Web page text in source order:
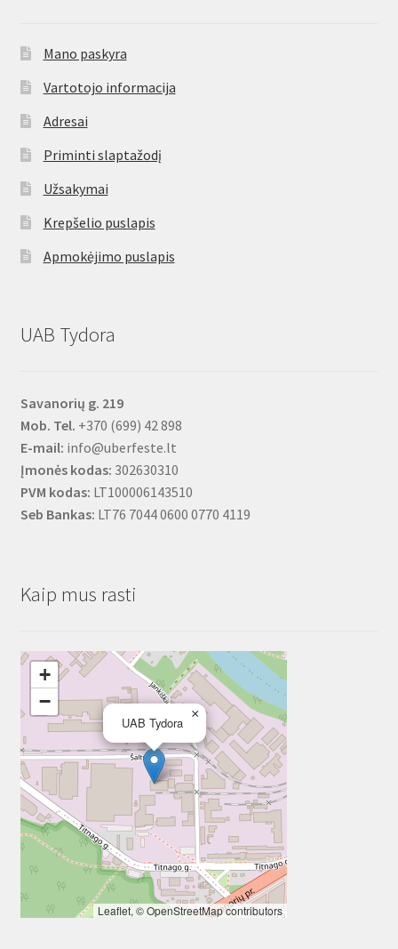
Mano paskyra
Vartotojo informacija
Adresai
Priminti slaptažodį
Užsakymai
Krepšelio puslapis
Apmokėjimo puslapis
UAB Tydora
Savanorių g. 219
Mob. Tel. +370 (699) 42 898
E-mail: info@uberfeste.lt
Įmonės kodas: 302630310
PVM kodas: LT100006143510
Seb Bankas: LT76 7044 0600 0770 4119
Kaip mus rasti
UAB Tydora
×
+
−
Leaflet, ©OpenStreetMapcontributors